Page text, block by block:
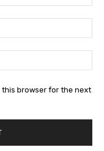
this browser for the next